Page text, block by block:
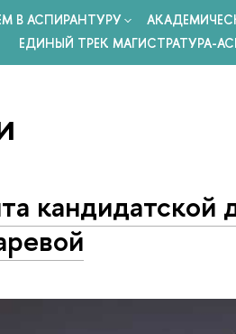
В АСПИРАНТУРУ
ЕДИНЫЙ ТРЕК МАГИСТРАТУРА-
кандидатской